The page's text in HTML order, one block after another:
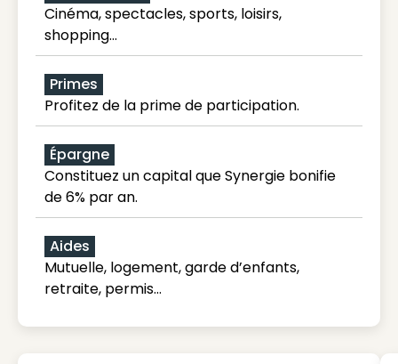
Cinéma, spectacles, sports, loisirs,
shopping...
Primes
Profitez de la prime de participation.
Épargne
Constituez un capital que Synergie bonifie
de 6% par an.
Aides
Mutuelle, logement, garde d’enfants,
retraite, permis…